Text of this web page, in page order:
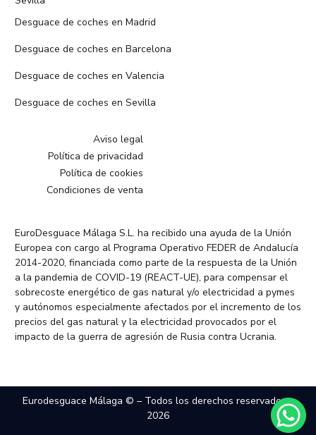
Desguace de coches en Madrid
Desguace de coches en Barcelona
Desguace de coches en Valencia
Desguace de coches en Sevilla
Aviso legal
Política de privacidad
Política de cookies
Condiciones de venta
EuroDesguace Málaga S.L. ha recibido una ayuda de la Unión
Europea con cargo al Programa Operativo FEDER de Andalucía
2014-2020, financiada como parte de la respuesta de la Unión
a la pandemia de COVID-19 (REACT-UE), para compensar el
sobrecoste energético de gas natural y/o electricidad a pymes
y autónomos especialmente afectados por el incremento de los
precios del gas natural y la electricidad provocados por el
impacto de la guerra de agresión de Rusia contra Ucrania.
Eurodesguace Málaga © – Todos los derechos reservados –
2026